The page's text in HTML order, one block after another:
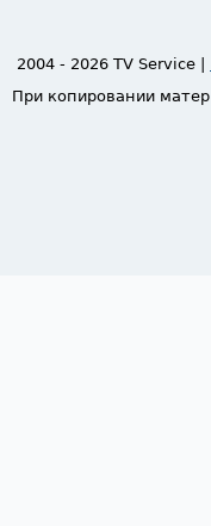
2004 - 2026 TV Service |
При копировании